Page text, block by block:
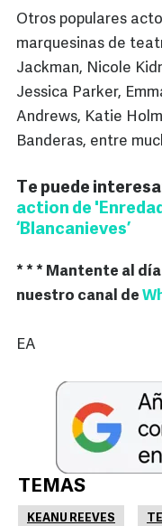
Otros populares
marquesinas de
Jackman, Nicole
Jessica Parker,
Andrews, Katie
Banderas, entre
Te puede
action de
‘Blancanieves’
* * * Mantente al
nuestro canal de
EA
TEMAS
KEANU REEVES